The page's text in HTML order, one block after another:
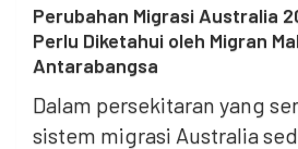
Perubahan Migrasi Australia
Perlu Diketahui oleh Migran
Antarabangsa
Dalam persekitaran yang
sistem migrasi Australia